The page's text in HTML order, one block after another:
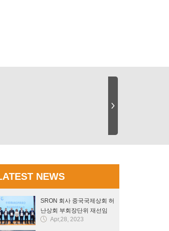
NEWS
SRON 회사 중국국제상회 허
난상회 부회장단위 재선임
Apr,28, 2023